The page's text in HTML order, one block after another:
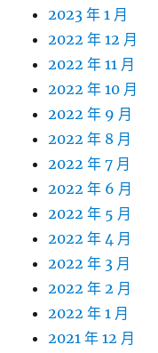
2023 年 1 月
2022 年 12 月
2022 年 11 月
2022 年 10 月
2022 年 9 月
2022 年 8 月
2022 年 7 月
2022 年 6 月
2022 年 5 月
2022 年 4 月
2022 年 3 月
2022 年 2 月
2022 年 1 月
2021 年 12 月